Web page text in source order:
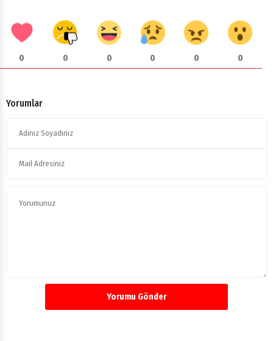
0 0 0 0 0 0
Yorumlar
Yorumu Gönder